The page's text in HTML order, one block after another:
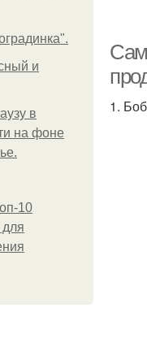
и
в
на фоне
10
для
1.